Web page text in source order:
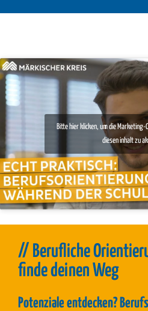
Bitte hier klicken, um die Marketing-
diesen inhalt zu
// Berufliche
finde deinen Weg
Potenziale entdecken?